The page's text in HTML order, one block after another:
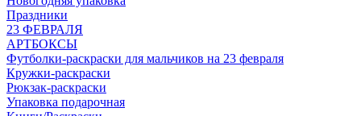
Праздники
23 ФЕВРАЛЯ
АРТБОКСЫ
Футболки-раскраски для мальчиков на 23 февраля
Кружки-раскраски
Рюкзак-раскраски
Упаковка подарочная